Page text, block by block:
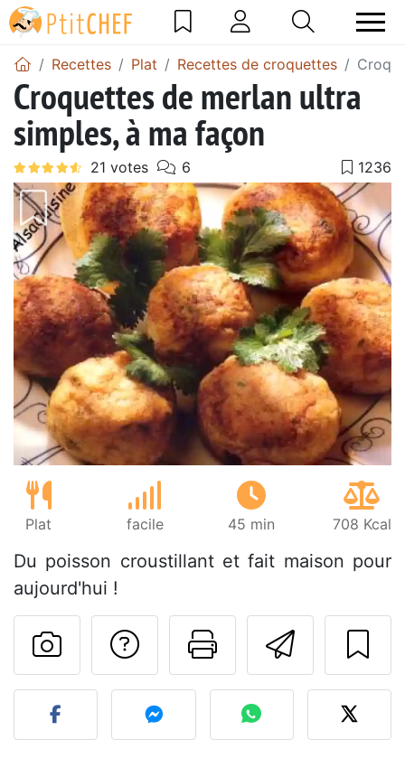
Recettes Plat Recettes de croquettes
Croquettes de merlan ultra
simples, à ma façon
Plat facile 45 min 708 Kcal
Du poisson croustillant et fait maison pour
aujourd'hui !
Imprimer
Poser une
Publier votre photo de